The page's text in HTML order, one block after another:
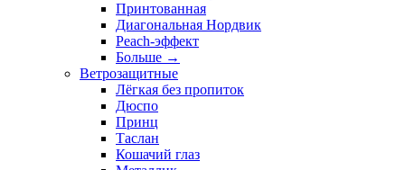
Принтованная
Диагональная Нордвик
Peach-эффект
Больше →
Ветрозащитные
Лёгкая без пропиток
Дюспо
Принц
Таслан
Кошачий глаз